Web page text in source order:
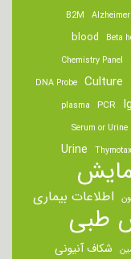
B2M
Beta
blood
Chemistry Panel
Culture
DNA Probe
PCR
plasma
Serum or Urine
Urine
اطلاعات بیماری
طبی
شکاف آنیونی